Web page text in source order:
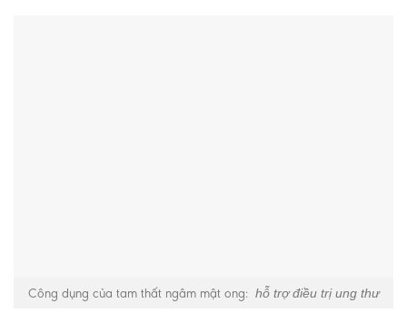
Công dụng của tam thất ngâm mật ong: hỗ trợ điều trị ung thư